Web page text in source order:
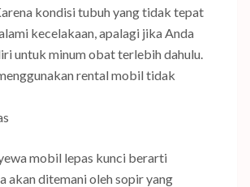
kondisi tubuh yang tidak tepat
kecelakaan, apalagi jika Anda
untuk minum obat terlebih dahulu.
rental mobil tidak
mobil lepas kunci berarti
akan ditemani oleh sopir yang